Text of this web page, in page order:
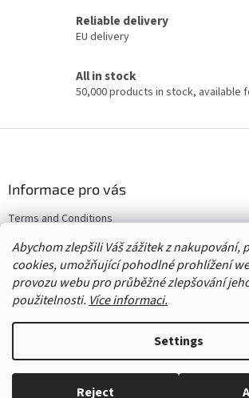
Abychom zlepšili Váš zážitek z nakupování,
cookies, umožňující pohodlné prohlížení
provozu webu pro průběžné zlepšování
použitelnosti. Více informaci.
Settings
Reject
c
n
Reliable delivery
EU delivery
All in stock
50,000 products in stock, available
r
Informace pro vás
Terms and Conditions
Returns & Exchanges
Wholesale
Copyright 2026Červený Tulipán. All rights